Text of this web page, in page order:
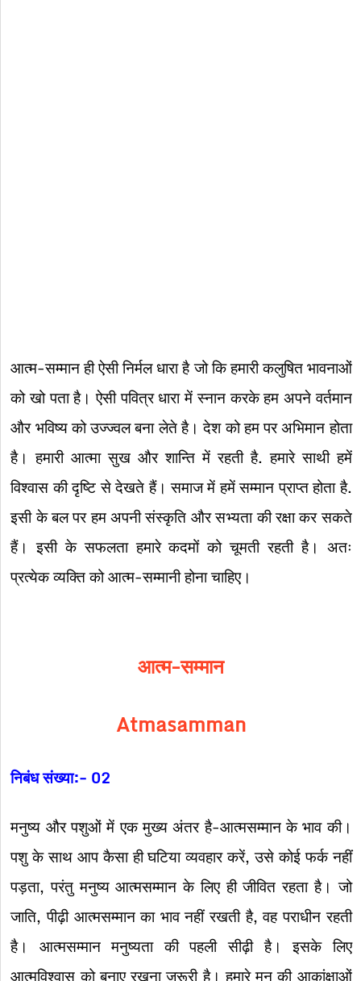
आत्म-सम्मान ही ऐसी निर्मल धारा है जो कि हमारी कलुषित भावनाओं
को खो पता है। ऐसी पवित्र धारा में स्नान करके हम अपने वर्तमान
और भविष्य को उज्ज्वल बना लेते है। देश को हम पर अभिमान होता
है। हमारी आत्मा सुख और शान्ति में रहती है. हमारे साथी हमें
विश्वास की दृष्टि से देखते हैं। समाज में हमें सम्मान प्राप्त होता है.
इसी के बल पर हम अपनी संस्कृति और सभ्यता की रक्षा कर सकते
हैं। इसी के सफलता हमारे कदमों को चूमती रहती है। अतः
प्रत्येक व्यक्ति को आत्म-सम्मानी होना चाहिए।
आत्म-सम्मान
Atmasamman
निबंध संख्या:- 02
मनुष्य और पशुओं में एक मुख्य अंतर है-आत्मसम्मान के भाव की।
पशु के साथ आप कैसा ही घटिया व्यवहार करें, उसे कोई फर्क नहीं
पड़ता, परंतु मनुष्य आत्मसम्मान के लिए ही जीवित रहता है। जो
जाति, पीढ़ी आत्मसम्मान का भाव नहीं रखती है, वह पराधीन रहती
है। आत्मसम्मान मनुष्यता की पहली सीढ़ी है। इसके लिए